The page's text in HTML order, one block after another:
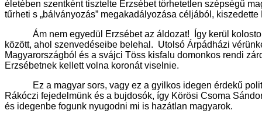
életében szentként tisztelte Erzsébet törhetetlen szépségű
tűrheti s „bálványozás” megakadályozása céljából,
Ám nem egyedül Erzsébet az áldozat! Így kerül
között, ahol szenvedéseibe belehal. Utolsó Árpádházi
Magyarországból és a svájci Töss kisfalu domonkos rendi
Erzsébetnek kellett volna koronát viselnie.
Ez a magyar sors, vagy ez a gyilkos idegen érdekű
Rákóczi fejedelmünk és a bujdosók, így Körösi Csoma
és idegenbe fogunk nyugodni mi is hazátlan magyarok.